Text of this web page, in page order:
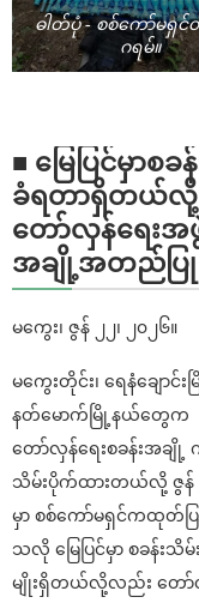
ဓါတ်ပုံ - စစ်ကော်မရှ
ဂရမ်။
■ မြေပြင်မှာစခ
ခံရတာရှိတယ်လို့
တော်လှန်ရေးအ
အချို့အတည်ပြု
မကွေး၊ ဇွန် ၂၂၊ ၂၀၂၆။
မကွေးတိုင်း၊ ရေနံချောင်
နတ်မောက်မြို့နယ်တွေက
တော်လှန်ရေးစခန်းအချို့
သိမ်းပိုက်ထားတယ်လို့ ဇွန်
မှာ စစ်ကော်မရှင်ကထုတ်ပ
သလို မြေပြင်မှာ စခန်းသိ
မျိုးရှိတယ်လို့လည်း တော်